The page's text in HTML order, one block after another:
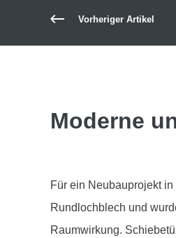
Vorheriger Artikel
Moderne
Für ein Neubauprojekt
Rundlochblech und
Raumwirkung.